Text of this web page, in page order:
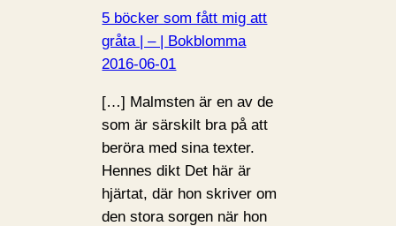
5 böcker som fått mig att
gråta | – | Bokblomma
2016-06-01
[…] Malmsten är en av de
som är särskilt bra på att
beröra med sina texter.
Hennes dikt Det här är
hjärtat, där hon skriver om
den stora sorgen när hon